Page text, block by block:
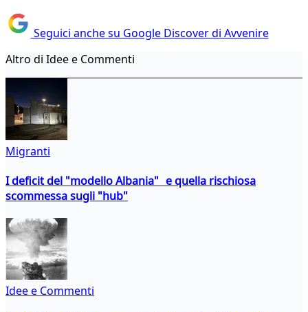
Seguici anche su Google Discover di Avvenire
Altro di Idee e Commenti
Migranti
I deficit del "modello Albania" e quella rischiosa
scommessa sugli "hub"
Idee e Commenti